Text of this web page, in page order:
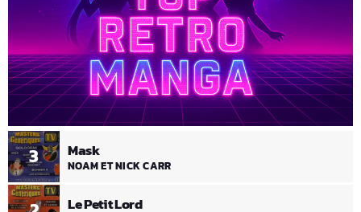
Le Petit Lord
3 Mask
NOAM ET NICK CARR